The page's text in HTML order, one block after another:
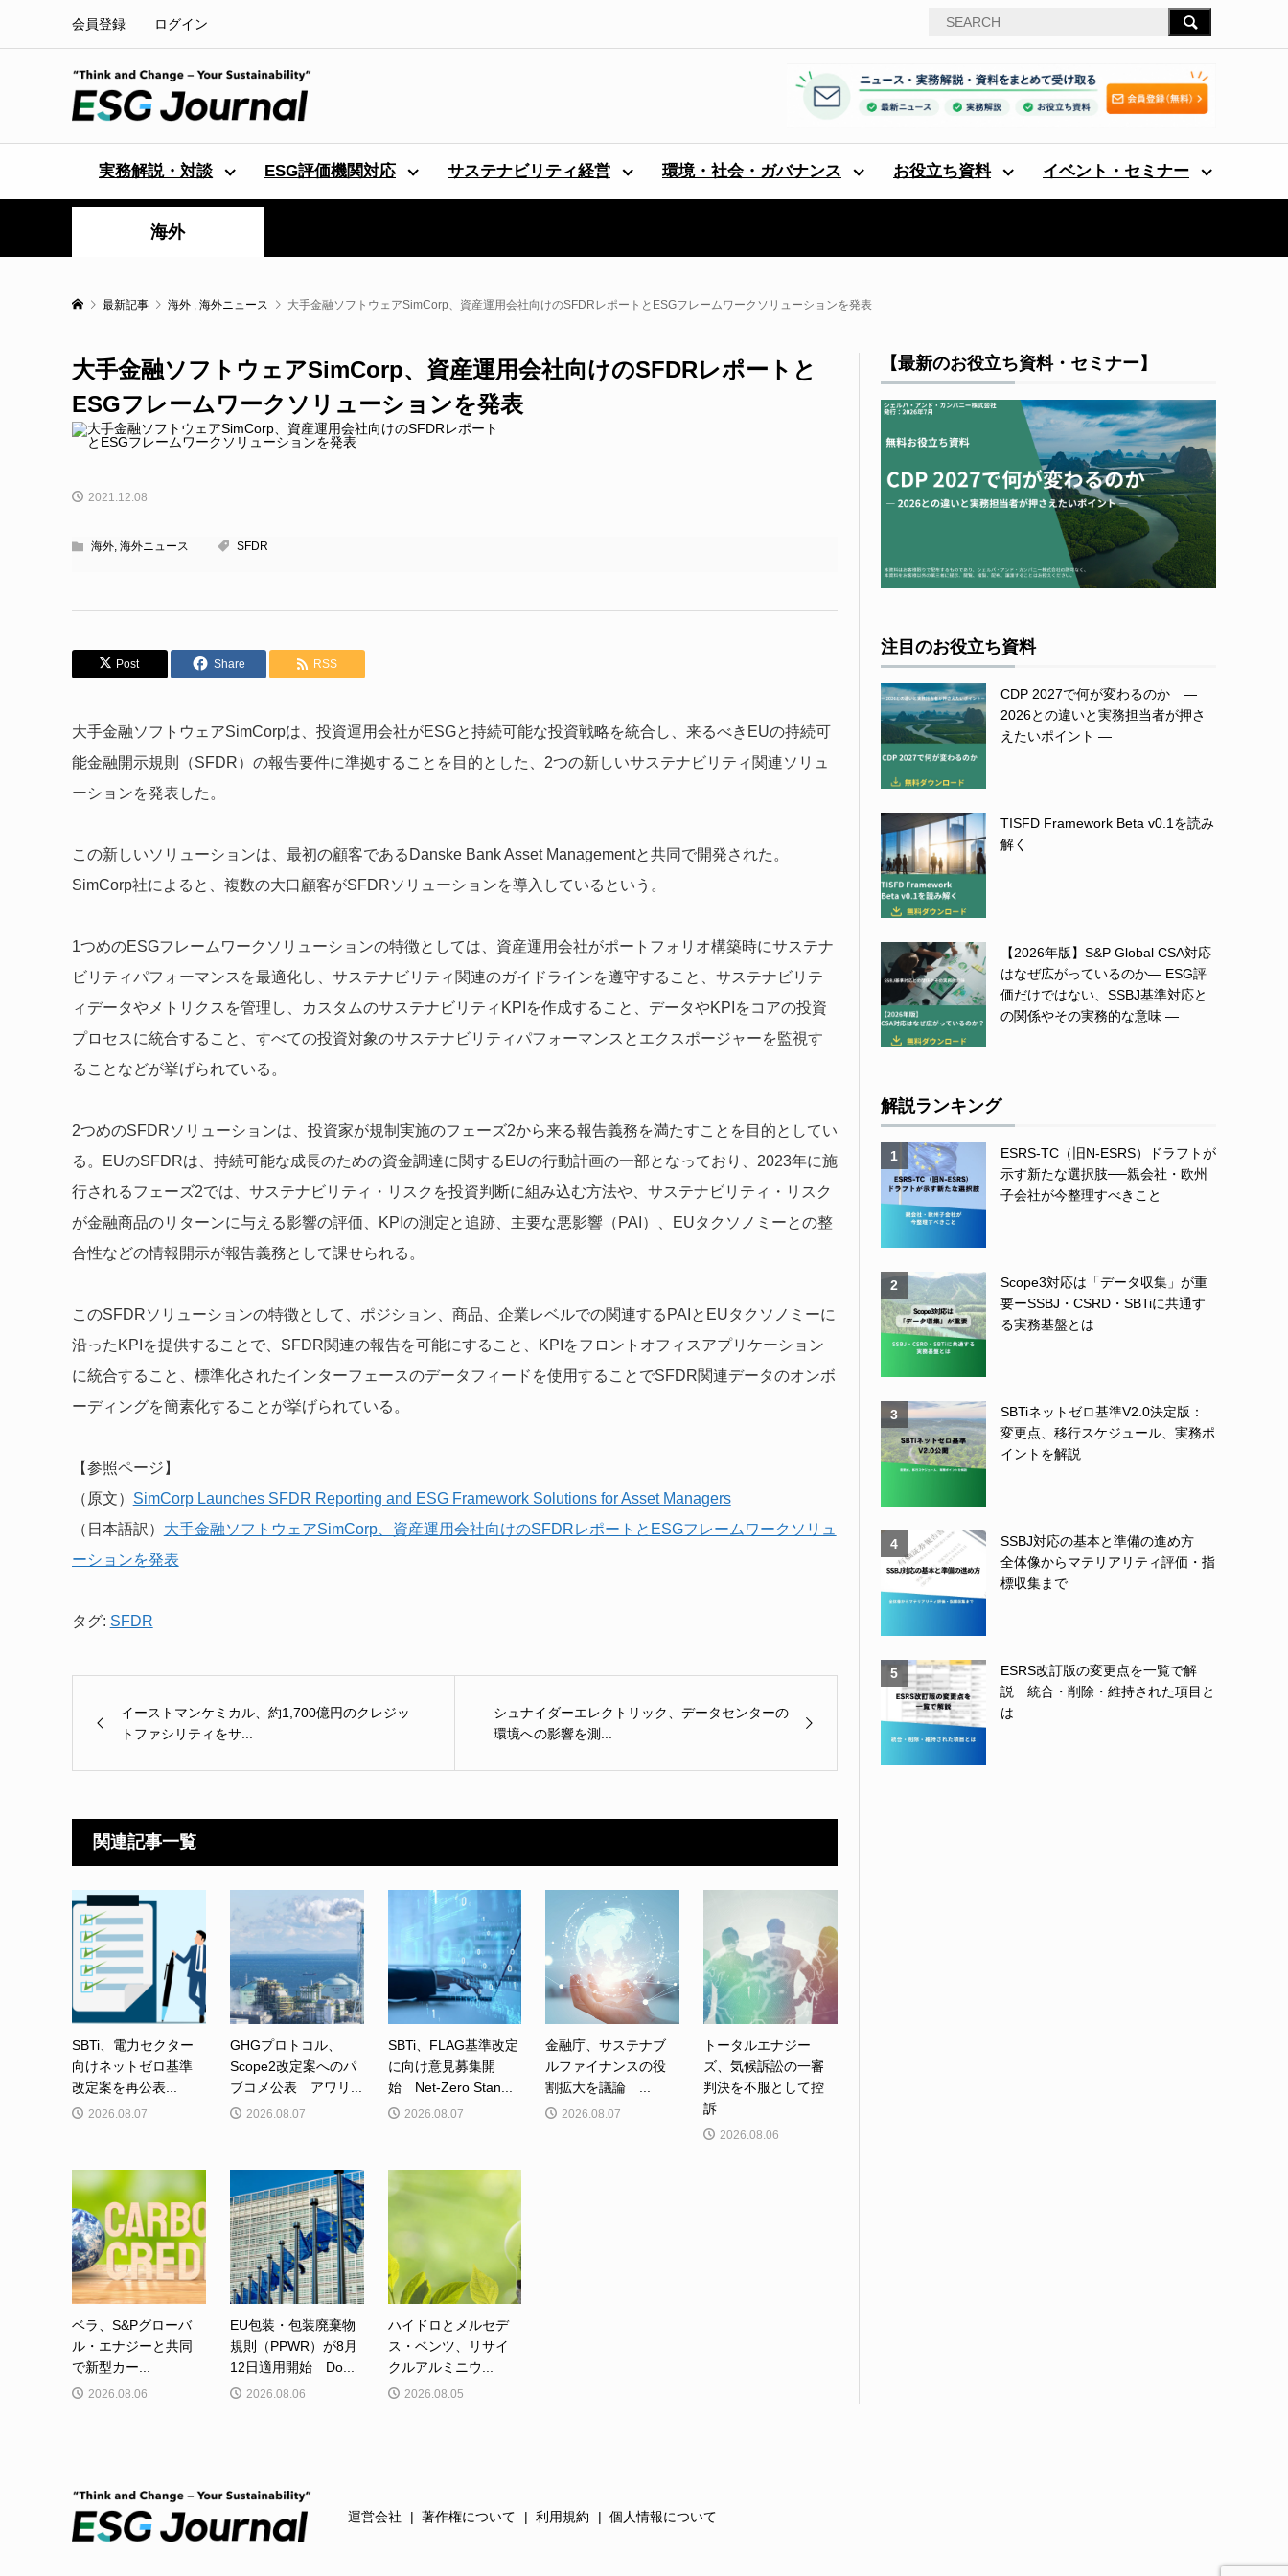
会員登録 ログイン
実務解説・対談 ESG評価機関対応 サステナビリティ経営 環境・社会・ガバナンス お役立ち資料 イベント・セミナー
海外
最新記事 海外 , 海外ニュース 大手金融ソフトウェアSimCorp、資産運用会社向けのSFDRレポートとESGフレームワークソリューションを発表
大手金融ソフトウェアSimCorp、資産運用会社向けのSFDRレポートと
ESGフレームワークソリューションを発表
2021.12.08
海外, 海外ニュース SFDR
Post Share RSS
大手金融ソフトウェアSimCorpは、投資運用会社がESGと持続可能な投資戦略を統合し、来るべきEUの持続可
能金融開示規則（SFDR）の報告要件に準拠することを目的とした、2つの新しいサステナビリティ関連ソリュ
ーションを発表した。
この新しいソリューションは、最初の顧客であるDanske Bank Asset Managementと共同で開発された。
SimCorp社によると、複数の大口顧客がSFDRソリューションを導入しているという。
1つめのESGフレームワークソリューションの特徴としては、資産運用会社がポートフォリオ構築時にサステナ
ビリティパフォーマンスを最適化し、サステナビリティ関連のガイドラインを遵守すること、サステナビリテ
ィデータやメトリクスを管理し、カスタムのサステナビリティKPIを作成すること、データやKPIをコアの投資
プロセスに統合すること、すべての投資対象のサステナビリティパフォーマンスとエクスポージャーを監視す
ることなどが挙げられている。
2つめのSFDRソリューションは、投資家が規制実施のフェーズ2から来る報告義務を満たすことを目的としてい
る。EUのSFDRは、持続可能な成長のための資金調達に関するEUの行動計画の一部となっており、2023年に施
行されるフェーズ2では、サステナビリティ・リスクを投資判断に組み込む方法や、サステナビリティ・リスク
が金融商品のリターンに与える影響の評価、KPIの測定と追跡、主要な悪影響（PAI）、EUタクソノミーとの整
合性などの情報開示が報告義務として課せられる。
このSFDRソリューションの特徴として、ポジション、商品、企業レベルでの関連するPAIとEUタクソノミーに
沿ったKPIを提供することで、SFDR関連の報告を可能にすること、KPIをフロントオフィスアプリケーション
に統合すること、標準化されたインターフェースのデータフィードを使用することでSFDR関連データのオンボ
ーディングを簡素化することが挙げられている。
【参照ページ】
（原文） SimCorp Launches SFDR Reporting and ESG Framework Solutions for Asset Managers
（日本語訳） 大手金融ソフトウェアSimCorp、資産運用会社向けのSFDRレポートとESGフレームワークソリュ
ーションを発表
タグ: SFDR
イーストマンケミカル、約1,700億円のクレジッ
トファシリティをサ...
シュナイダーエレクトリック、データセンターの
環境への影響を測...
関連記事一覧
SBTi、電力セクター
向けネットゼロ基準
改定案を再公表...
2026.08.07
GHGプロトコル、
Scope2改定案へのパ
ブコメ公表 アワリ...
2026.08.07
SBTi、FLAG基準改定
に向け意見募集開
始 Net-Zero Stan...
2026.08.07
金融庁、サステナブ
ルファイナンスの役
割拡大を議論 ...
2026.08.07
トータルエナジー
ズ、気候訴訟の一審
判決を不服として控
訴
2026.08.06
ベラ、S&Pグローバ
ル・エナジーと共同
で新型カー...
2026.08.06
EU包装・包装廃棄物
規則（PPWR）が8月
12日適用開始 Do...
2026.08.06
ハイドロとメルセデ
ス・ベンツ、リサイ
クルアルミニウ...
2026.08.05
【最新のお役立ち資料・セミナー】
注目のお役立ち資料
CDP 2027で何が変わるのか ―
2026との違いと実務担当者が押さ
えたいポイント ―
TISFD Framework Beta v0.1を読み
解く
【2026年版】S&P Global CSA対応
はなぜ広がっているのか― ESG評
価だけではない、SSBJ基準対応と
の関係やその実務的な意味 ―
解説ランキング
1
ESRS-TC（旧N-ESRS）ドラフトが
示す新たな選択肢──親会社・欧州
子会社が今整理すべきこと
2
Scope3対応は「データ収集」が重
要ーSSBJ・CSRD・SBTiに共通す
る実務基盤とは
3
SBTiネットゼロ基準V2.0決定版：
変更点、移行スケジュール、実務ポ
イントを解説
4
SSBJ対応の基本と準備の進め方
全体像からマテリアリティ評価・指
標収集まで
5
ESRS改訂版の変更点を一覧で解
説 統合・削除・維持された項目と
は
運営会社 著作権について 利用規約 個人情報について